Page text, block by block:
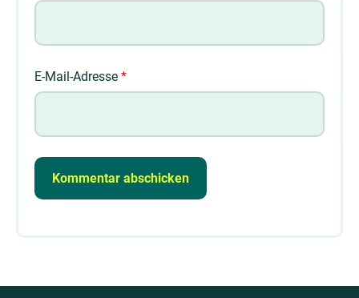
E-Mail-Adresse *